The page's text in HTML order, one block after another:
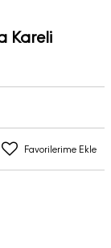
Kareli
Favorilerime Ekle